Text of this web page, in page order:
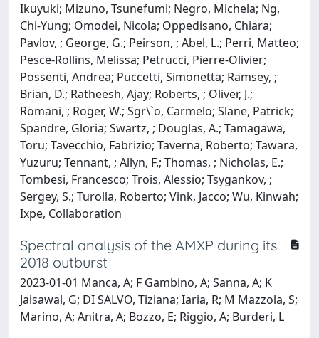
Ikuyuki; Mizuno, Tsunefumi; Negro, Michela; Ng,
Chi-Yung; Omodei, Nicola; Oppedisano, Chiara;
Pavlov, ; George, G.; Peirson, ; Abel, L.; Perri, Matteo;
Pesce-Rollins, Melissa; Petrucci, Pierre-Olivier;
Possenti, Andrea; Puccetti, Simonetta; Ramsey, ;
Brian, D.; Ratheesh, Ajay; Roberts, ; Oliver, J.;
Romani, ; Roger, W.; Sgr\`o, Carmelo; Slane, Patrick;
Spandre, Gloria; Swartz, ; Douglas, A.; Tamagawa,
Toru; Tavecchio, Fabrizio; Taverna, Roberto; Tawara,
Yuzuru; Tennant, ; Allyn, F.; Thomas, ; Nicholas, E.;
Tombesi, Francesco; Trois, Alessio; Tsygankov, ;
Sergey, S.; Turolla, Roberto; Vink, Jacco; Wu, Kinwah;
Ixpe, Collaboration
Spectral analysis of the AMXP during its
2018 outburst
2023-01-01 Manca, A; F Gambino, A; Sanna, A; K
Jaisawal, G; DI SALVO, Tiziana; Iaria, R; M Mazzola, S;
Marino, A; Anitra, A; Bozzo, E; Riggio, A; Burderi, L